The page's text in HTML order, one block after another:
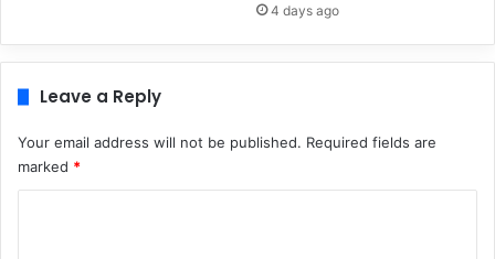
4 days ago
Leave a Reply
Your email address will not be published. Required fields are
marked *